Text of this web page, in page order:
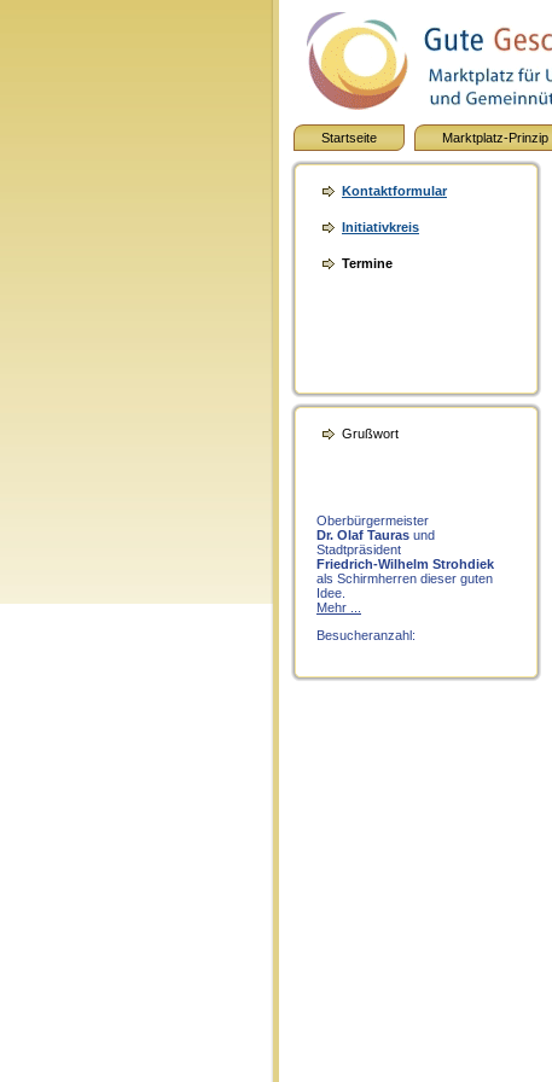
Startseite Marktplatz-Prinzip
Kontaktformular
Initiativkreis
Termine
Grußwort
Oberbürgermeister
Dr. Olaf Tauras und
Stadtpräsident
Friedrich-Wilhelm Strohdiek
als Schirmherren dieser guten
Idee.
Mehr ...
Besucheranzahl: